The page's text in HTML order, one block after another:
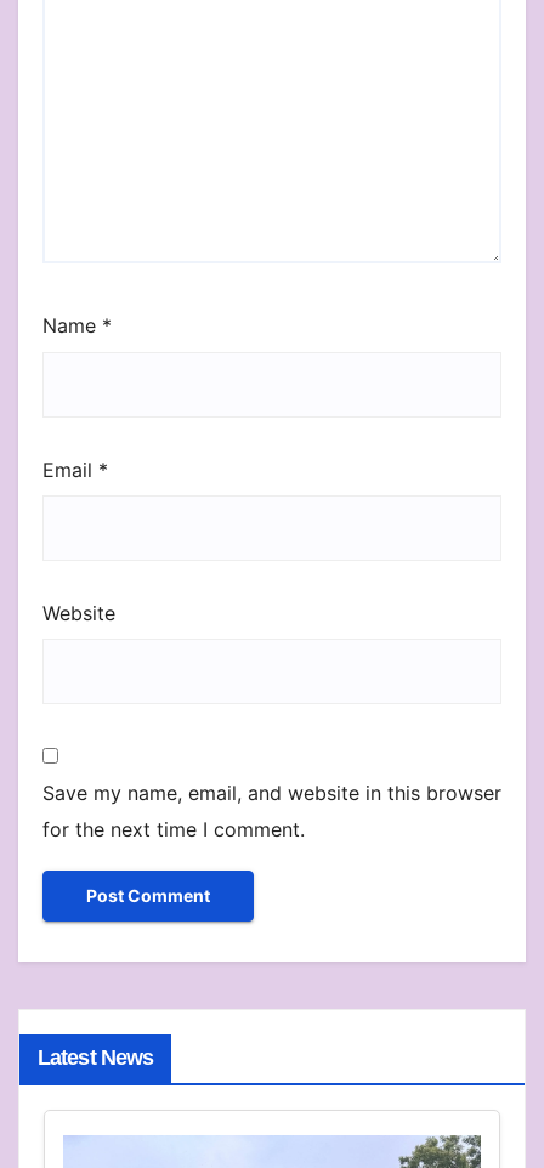
Name *
Email *
Website
Save my name, email, and website in this browser
for the next time I comment.
Latest News